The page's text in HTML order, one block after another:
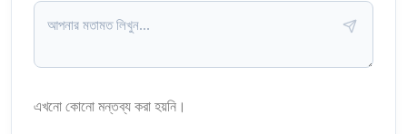
এখনো কোনো মন্তব্য করা হয়নি।